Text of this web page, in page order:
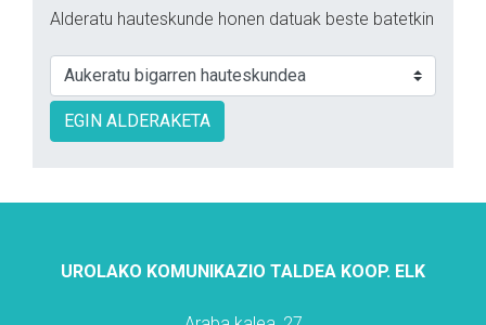
Alderatu hauteskunde honen datuak beste batetkin
EGIN ALDERAKETA
UROLAKO KOMUNIKAZIO TALDEA KOOP. ELK